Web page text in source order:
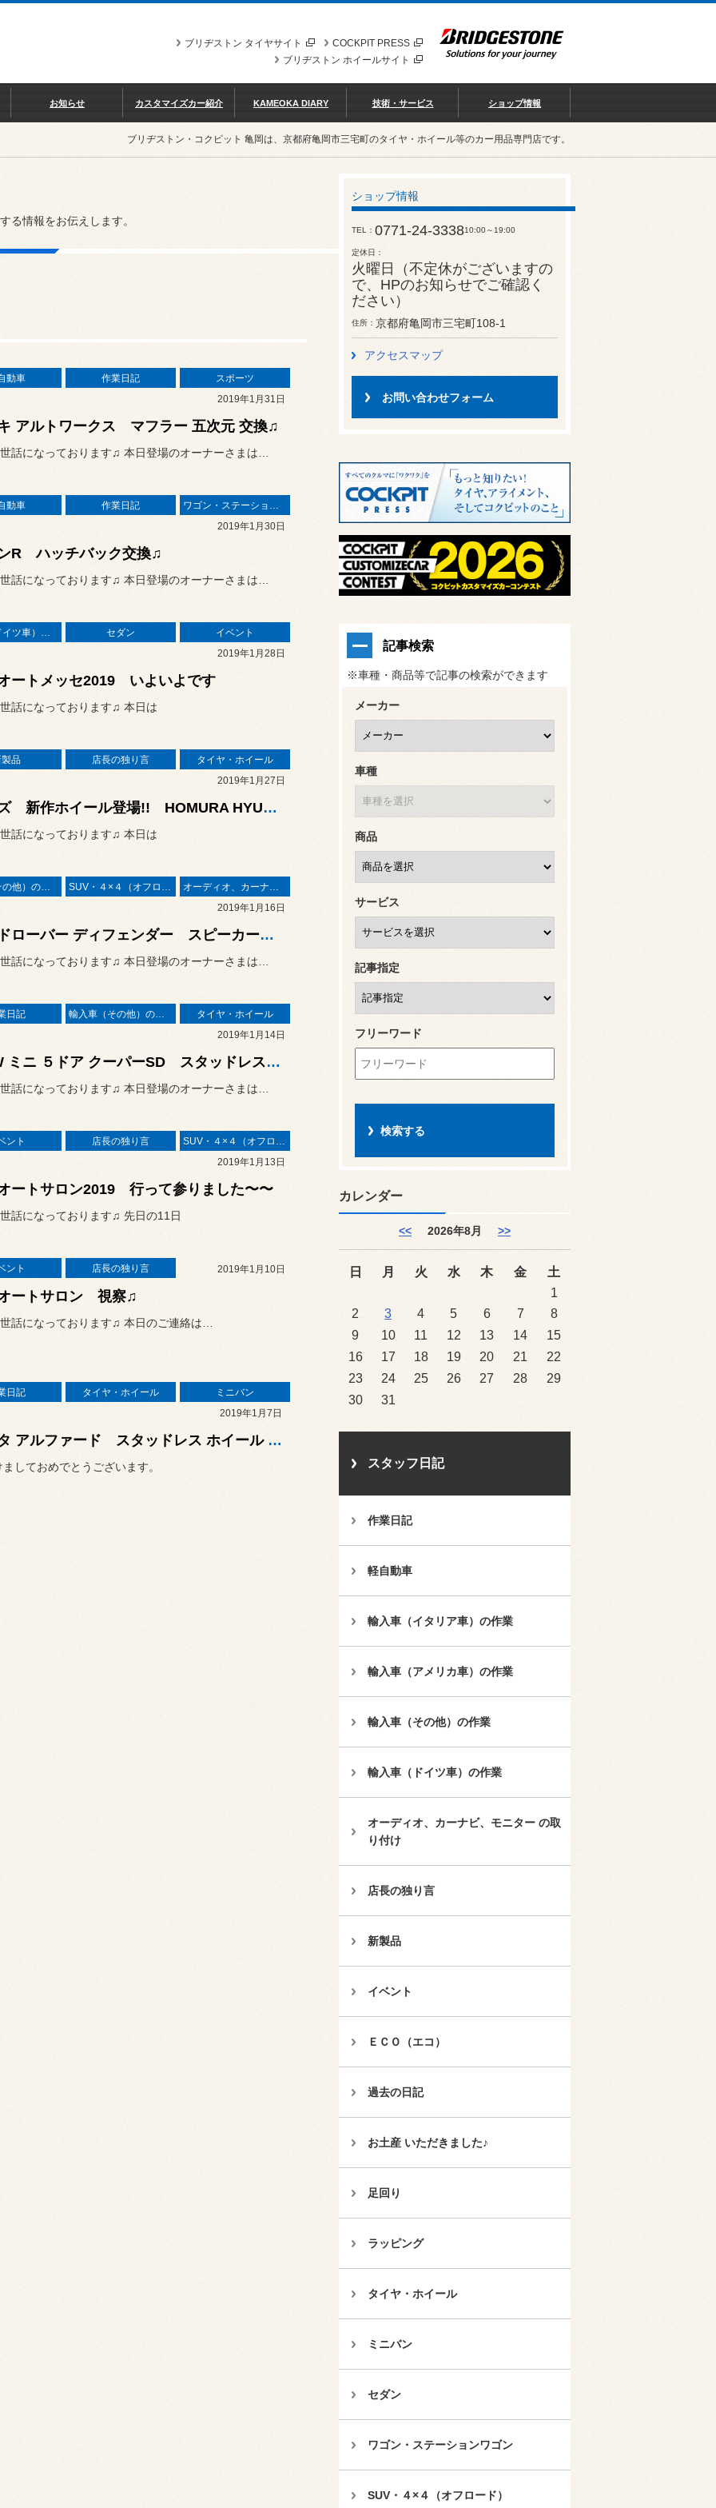
COCKPIT PRESS
ブリヂストン タイヤサイト
ブリヂストン ホイールサイト
お知らせ カスタマイズカー紹介 KAMEOKA DIARY 技術・サービス ショップ情報
ブリヂストン・コクピット 亀岡は、京都府亀岡市三宅町のタイヤ・ホイール等のカー用品専門店です。
る情報をお伝えします。
動車 作業日記
スポーツ
2019年1月31日
アルトワークス マフラー 五次元 交換♫
話になっております♫ 本日登場のオーナーさまは…
動車 作業日記
ワゴン・ステーションワゴン
2019年1月30日
R ハッチバック交換♫
話になっております♫ 本日登場のオーナーさまは…
輸入車（ドイツ車）の作業 セダン
イベント
2019年1月28日
ートメッセ2019 いよいよです
話になっております♫ 本日は
品 店長の独り言
タイヤ・ホイール
2019年1月27日
レイズ 新作ホイール登場!! HOMURA HYUGA HP10 NEW!!
話になっております♫ 本日は
輸入車（その他）の作業 SUV・４×４（オフロード）
オーディオ、カーナビ、モニター の取り付け
2019年1月16日
ランドローバー ディフェンダー スピーカー、リヤモニター、DVDプレーヤー取り付け♫
話になっております♫ 本日登場のオーナーさまは…
日記 輸入車（その他）の作業
タイヤ・ホイール
2019年1月14日
BMW ミニ ５ドア クーパーSD スタッドレスタイヤ、ホイールセット装着♫
話になっております♫ 本日登場のオーナーさまは…
ント 店長の独り言
SUV・４×４（オフロード）
2019年1月13日
ートサロン2019 行って参りました〜〜
話になっております♫ 先日の11日
ント 店長の独り言 2019年1月10日
ートサロン 視察♫
話になっております♫ 本日のご連絡は…
日記 タイヤ・ホイール
ミニバン
2019年1月7日
トヨタ アルファード スタッドレス ホイール 取り付け♫
しておめでとうございます。
ショップ情報
TEL 0771-24-333810:00～19:00
定休日
火曜日（不定休がございますの
で、HPのお知らせでご確認く
ださい）
住所 京都府亀岡市三宅町108-1
アクセスマップ
お問い合わせフォーム
記事検索
※車種・商品等で記事の検索ができます
メーカー
車種
商品
サービス
記事指定
フリーワード
カレンダー
<< 2026年8月 >>
日 月 火 水 木 金
土
1
2
3 4 5 6 7
8
9
10 11 12 13 14
15
16
17 18 19 20 21
22
23
24 25 26 27 28
29
30
31
スタッフ日記
作業日記
軽自動車
輸入車（イタリア車）の作業
輸入車（アメリカ車）の作業
輸入車（その他）の作業
輸入車（ドイツ車）の作業
オーディオ、カーナビ、モニター の取
り付け
店長の独り言
新製品
イベント
ＥＣＯ（エコ）
過去の日記
お土産 いただきました♪
足回り
ラッピング
タイヤ・ホイール
ミニバン
セダン
ワゴン・ステーションワゴン
SUV・４×４（オフロード）